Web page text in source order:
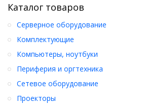
Каталог товаров
Серверное оборудование
Комплектующие
Компьютеры, ноутбуки
Периферия и оргтехника
Сетевое оборудование
Проекторы